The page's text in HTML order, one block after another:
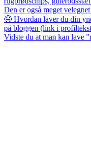
Vidste du at man kan lave